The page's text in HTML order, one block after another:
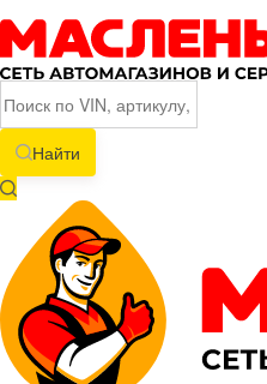
Найти